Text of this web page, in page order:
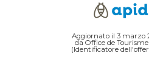
Aggiornato il 3 marzo
da Office de Tourisme
(Identificatore